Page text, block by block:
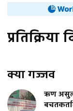
प्रतिक्रिया
क्या गज्जव
ऋण